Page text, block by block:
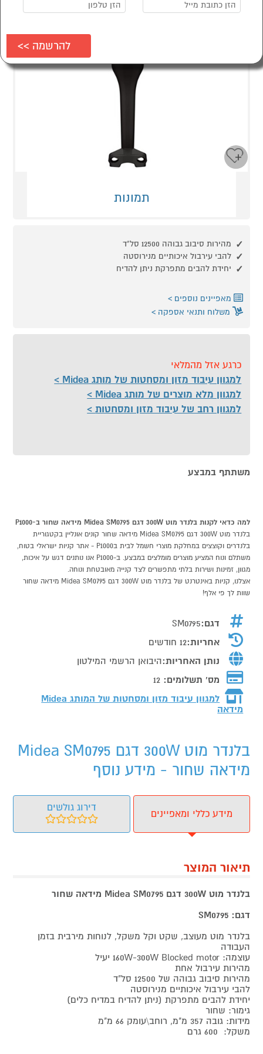
תמונות
מהירות סיבוב גבוהה 12500 סל"ד
להבי עירבול איכותיים מנירוסטה
יחידת להבים מתפרקת ניתן להדיח
מאפיינים נוספים
משלוח ותנאי אספקה
כרגע אזל מהמלאי
למגוון עיבוד מזון ומסחטות של מותג Midea
למגוון מלא מוצרים של מותג Midea
למגוון רחב של עיבוד מזון ומסחטות
משתתף במבצע
למה כדאי לקנות בלנדר מוט 300W דגם Midea SM0795 מידאה שחור ב-P1000
בלנדר מוט 300W דגם Midea SM0795 מידאה שחור קונים אונליין בקטגוריית
בלנדרים וקוצצים במחלקת מוצרי חשמל לבית בP1000 - אתר קניות ישראלי בטוח,
משתלם ונוח המציע מוצרים מומלצים במבצע. ב-P1000 אנו נותנים דגש על איכות,
מגוון, זמינות ושירות בלתי מתפשרים לצד קנייה מאובטחת ונוחה.
אצלנו, קניות באינטרנט של בלנדר מוט 300W דגם Midea SM0795 מידאה שחור
שוות לך פי אלף!
דגם:SM0795
אחריות:12 חודשים
נותן האחריות:היבואן הרשמי המילטון
מס' תשלומים: 12
למגוון עיבוד מזון ומסחטות של המותג Midea
מידאה
בלנדר מוט 300W דגם Midea SM0795
מידאה שחור - מידע נוסף
מידע כללי ומאפיינים
דירוג גולשים
תיאור המוצר
בלנדר מוט 300W דגם Midea SM0795 מידאה שחור
דגם: SM0795
בלנדר מוט מעוצב, שקט וקל משקל, לנוחות מירבית בזמן
העבודה
עוצמה: 160W-300W Blocked motor יעיל
מהירות עירבול אחת
מהירות סיבוב גבוהה של 12500 סל"ד
להבי עירבול איכותיים מנירוסטה
יחידת להבים מתפרקת (ניתן להדיח במדיח כלים)
גימור: שחור
מידות: גובה 357 מ"מ, רוחב\עומק 66 מ"מ
משקל: 600 גרם